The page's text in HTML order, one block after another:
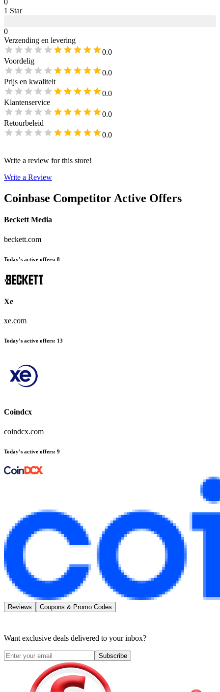
0
1 Star
0
Verzending en levering
0.0
Voordelig
0.0
Prijs en kwaliteit
0.0
Klantenservice
0.0
Retourbeleid
0.0
Write a review for this store!
Write a Review
Coinbase Competitor Active Offers
Beckett Media
beckett.com
Today’s active offers: 8
Xe
xe.com
Today’s active offers: 13
Coindcx
coindcx.com
Today’s active offers: 9
Reviews Coupons & Promo Codes
Want exclusive deals delivered to your inbox?
Subscribe